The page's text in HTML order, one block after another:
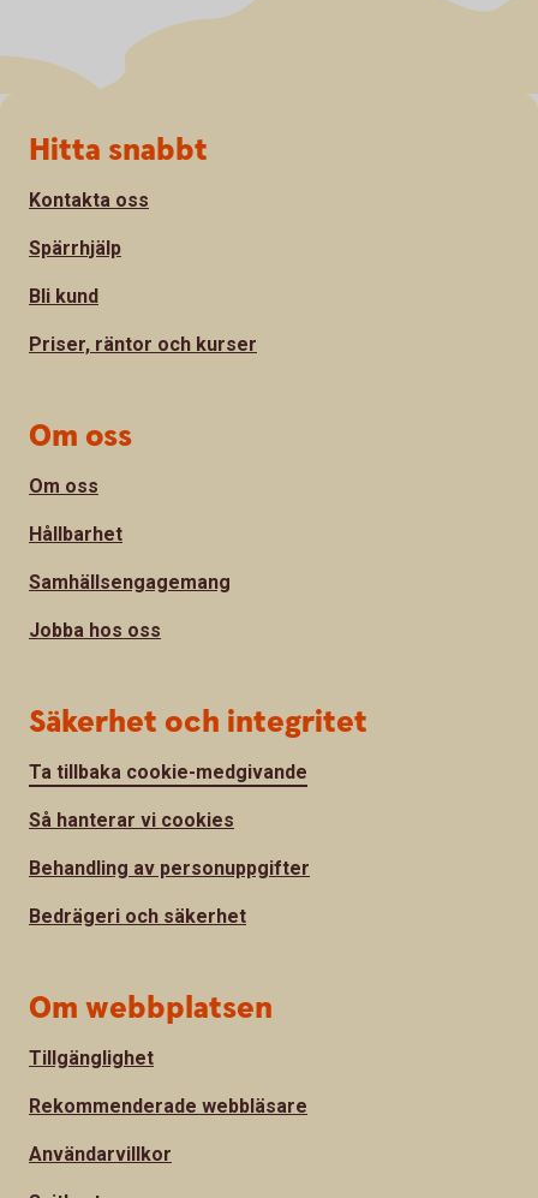
Sidfot
Hitta snabbt
Kontakta oss
Spärrhjälp
Bli kund
Priser, räntor och kurser
Om oss
Om oss
Hållbarhet
Samhällsengagemang
Jobba hos oss
Säkerhet och integritet
Ta tillbaka cookie-medgivande
Så hanterar vi cookies
Behandling av personuppgifter
Bedrägeri och säkerhet
Om webbplatsen
Tillgänglighet
Rekommenderade webbläsare
Användarvillkor